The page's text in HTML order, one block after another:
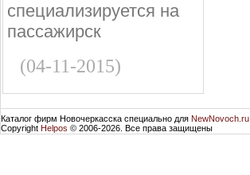
специализируется на
пассажирск
(04-11-2015)
Каталог фирм Новочеркасска специально для NewNovoch.ru
Copyright Helpos © 2006-2026. Все права защищены